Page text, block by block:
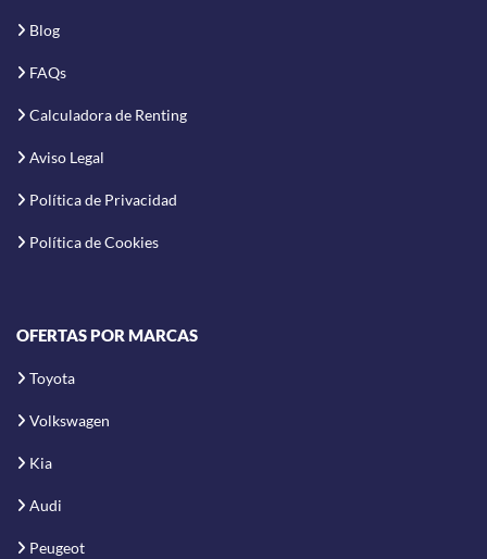
Blog
FAQs
Calculadora de Renting
Aviso Legal
Política de Privacidad
Política de Cookies
OFERTAS POR MARCAS
Toyota
Volkswagen
Kia
Audi
Peugeot